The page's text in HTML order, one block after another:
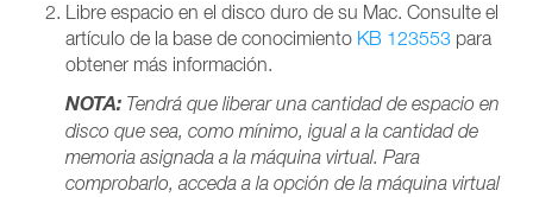
Libre espacio en el disco duro de su Mac. Consulte el
artículo de la base de conocimiento KB 123553 para
obtener más información.
NOTA: Tendrá que liberar una cantidad de espacio en
disco que sea, como mínimo, igual a la cantidad de
memoria asignada a la máquina virtual. Para
comprobarlo, acceda a la opción de la máquina virtual